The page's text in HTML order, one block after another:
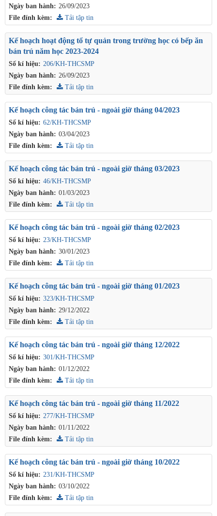
Ngày ban hành: 26/09/2023
File đính kèm:
Tải tập tin
Số kí hiệu: 206/KH-THCSMP
Ngày ban hành: 26/09/2023
Kế hoạch hoạt động tổ tự quản trong trường học có bếp ăn
bán trú năm học 2023-2024
File đính kèm: Tải tập tin
Số kí hiệu: 62/KH-THCSMP
Ngày ban hành: 03/04/2023
Kế hoạch công tác bán trú - ngoài giờ tháng 04/2023
File đính kèm: Tải tập tin
Số kí hiệu: 46/KH-THCSMP
Ngày ban hành: 01/03/2023
Kế hoạch công tác bán trú - ngoài giờ tháng 03/2023
File đính kèm: Tải tập tin
Số kí hiệu: 23/KH-THCSMP
Ngày ban hành: 30/01/2023
Kế hoạch công tác bán trú - ngoài giờ tháng 02/2023
File đính kèm: Tải tập tin
Số kí hiệu: 323/KH-THCSMP
Ngày ban hành: 29/12/2022
Kế hoạch công tác bán trú - ngoài giờ tháng 01/2023
File đính kèm: Tải tập tin
Số kí hiệu: 301/KH-THCSMP
Ngày ban hành: 01/12/2022
Kế hoạch công tác bán trú - ngoài giờ tháng 12/2022
File đính kèm: Tải tập tin
Số kí hiệu: 277/KH-THCSMP
Ngày ban hành: 01/11/2022
Kế hoạch công tác bán trú - ngoài giờ tháng 11/2022
File đính kèm: Tải tập tin
Số kí hiệu: 231/KH-THCSMP
Ngày ban hành: 03/10/2022
Kế hoạch công tác bán trú - ngoài giờ tháng 10/2022
File đính kèm: Tải tập tin